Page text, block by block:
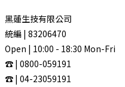
黑蓮生技有限公司
統編 | 83206470
Open | 10:00 - 18:30 Mon-Fri
☎ | 0800-059191
☎ | 04-23059191